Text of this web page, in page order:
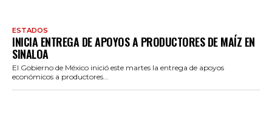
ESTADOS
INICIA ENTREGA DE APOYOS A PRODUCTORES DE MAÍZ EN
SINALOA
El Gobierno de México inició este martes la entrega de apoyos
económicos a productores...